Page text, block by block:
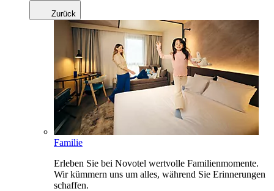
Zurück
Familie
Erleben Sie bei Novotel wertvolle Familienmomente.
Wir kümmern uns um alles, während Sie Erinnerungen
schaffen.